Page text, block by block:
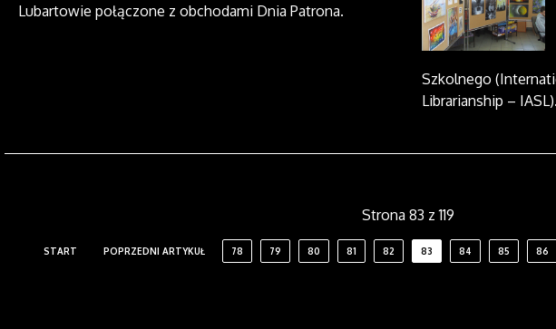
Lubartowie połączone z obchodami Dnia Patrona.
Szkolnego
Librarianship – IASL).
Strona 83 z 119
START POPRZEDNI ARTYKUŁ 78 79 80 81 82 83 84 85 86